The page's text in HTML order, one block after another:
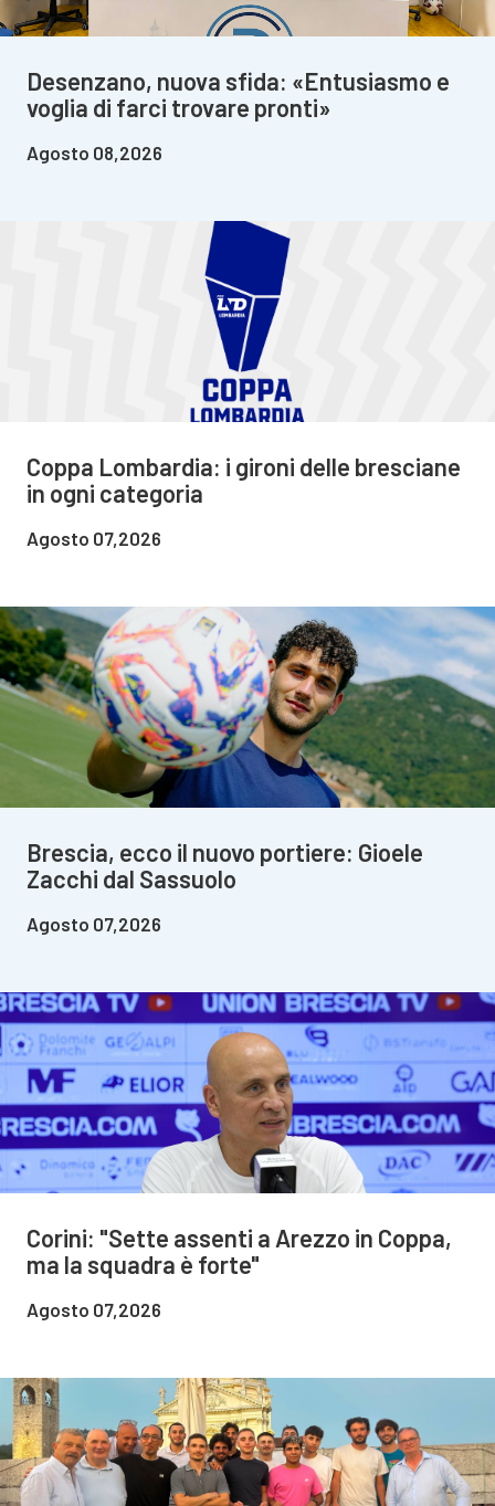
Desenzano, nuova sfida: «Entusiasmo e
voglia di farci trovare pronti»
Agosto 08,2026
Coppa Lombardia: i gironi delle bresciane
in ogni categoria
Agosto 07,2026
Brescia, ecco il nuovo portiere: Gioele
Zacchi dal Sassuolo
Agosto 07,2026
Corini: "Sette assenti a Arezzo in Coppa,
ma la squadra è forte"
Agosto 07,2026